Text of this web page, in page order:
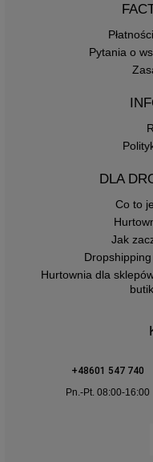
Pytania o
DLA
Co to
Jak
Hurtownia dla
+48601 547 740
Pn.-Pt. 08:00-16:00